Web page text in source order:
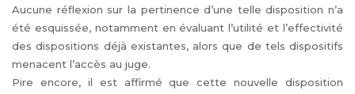
Aucune réflexion sur la pertinence d’une telle disposition n’a
été esquissée, notamment en évaluant l’utilité et l’effectivité
des dispositions déjà existantes, alors que de tels dispositifs
menacent l’accès au juge.
Pire encore, il est affirmé que cette nouvelle disposition